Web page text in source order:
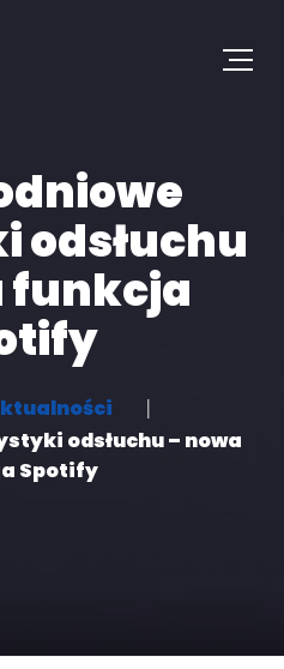
odsłuchu
funkcja
odsłuchu – nowa
Spotify